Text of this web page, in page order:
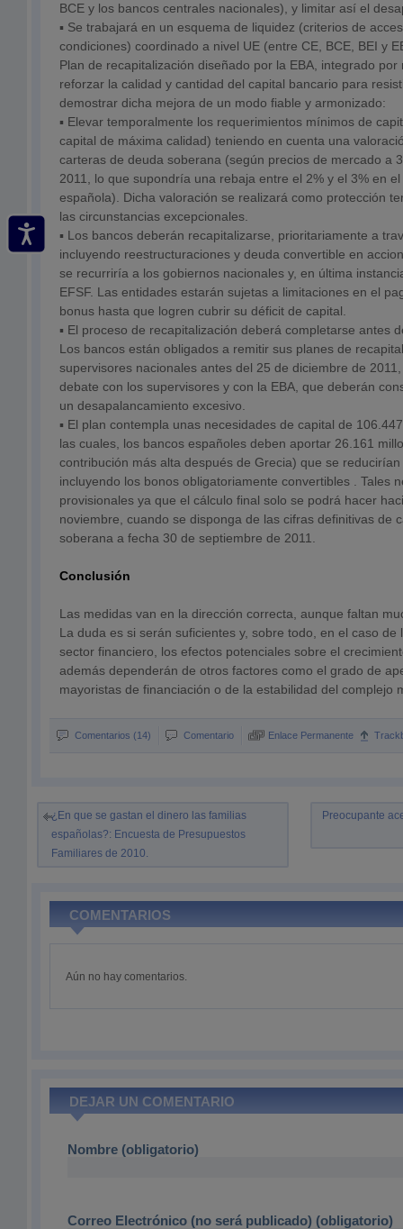
BCE y los bancos centrales nacionales), y limitar así el
▪ Se trabajará en un esquema de liquidez (criterios de
condiciones) coordinado a nivel UE (entre CE, BCE, BEI y
Plan de recapitalización diseñado por la EBA, integrado
reforzar la calidad y cantidad del capital bancario para
demostrar dicha mejora de un modo fiable y armonizado:
▪ Elevar temporalmente los requerimientos mínimos de
capital de máxima calidad) teniendo en cuenta una
carteras de deuda soberana (según precios de mercado a
2011, lo que supondría una rebaja entre el 2% y el 3% en
española). Dicha valoración se realizará como protección
las circunstancias excepcionales.
▪ Los bancos deberán recapitalizarse, prioritariamente a
incluyendo reestructuraciones y deuda convertible en
se recurriría a los gobiernos nacionales y, en última
EFSF. Las entidades estarán sujetas a limitaciones en el
bonus hasta que logren cubrir su déficit de capital.
▪ El proceso de recapitalización deberá completarse antes
Los bancos están obligados a remitir sus planes de
supervisores nacionales antes del 25 de diciembre de
debate con los supervisores y con la EBA, que deberán
un desapalancamiento excesivo.
▪ El plan contempla unas necesidades de capital de
las cuales, los bancos españoles deben aportar 26.161
contribución más alta después de Grecia) que se
incluyendo los bonos obligatoriamente convertibles . Tales
provisionales ya que el cálculo final solo se podrá hacer
noviembre, cuando se disponga de las cifras definitivas de
soberana a fecha 30 de septiembre de 2011.
Conclusión
Las medidas van en la dirección correcta, aunque faltan
La duda es si serán suficientes y, sobre todo, en el caso de
sector financiero, los efectos potenciales sobre el
además dependerán de otros factores como el grado de
mayoristas de financiación o de la estabilidad del complejo
Comentarios (14) Comentario Enlace Permanente
¿En que se gastan el dinero las familias
españolas?: Encuesta de Presupuestos
Familiares de 2010.
Preocupante
COMENTARIOS
Aún no hay comentarios.
DEJAR UN COMENTARIO
Nombre (obligatorio)
Correo Electrónico (no será publicado) (obligatorio)